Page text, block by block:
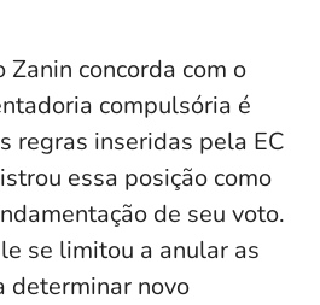
concorda com o
compulsória é
regras inseridas pela EC
essa posição como
de seu voto.
se limitou a anular as
determinar novo